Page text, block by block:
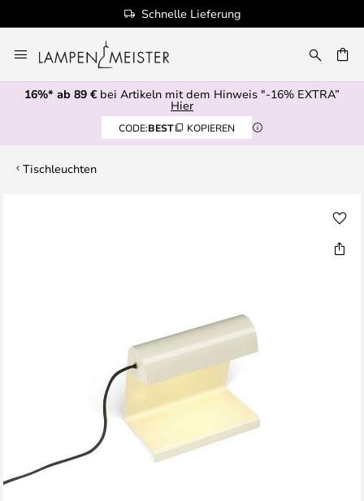
Schnelle Lieferung
Inhalt
springen
16%* ab 89 € bei Artikeln mit dem Hinweis "-16% EXTRA”
Hier
CODE:BEST KOPIEREN
Tischleuchten